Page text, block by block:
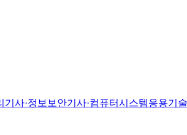
사·정보보안기사·컴퓨터시스템응용기